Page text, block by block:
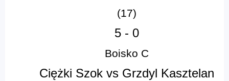
(17)
5- 0
Boisko C
Ciężki Szok vs Grzdyl Kasztelan